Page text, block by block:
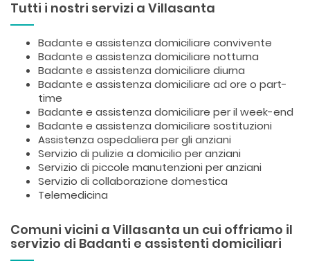
Tutti i nostri servizi a Villasanta
Badante e assistenza domiciliare convivente
Badante e assistenza domiciliare notturna
Badante e assistenza domiciliare diurna
Badante e assistenza domiciliare ad ore o part-
time
Badante e assistenza domiciliare per il week-end
Badante e assistenza domiciliare sostituzioni
Assistenza ospedaliera per gli anziani
Servizio di pulizie a domicilio per anziani
Servizio di piccole manutenzioni per anziani
Servizio di collaborazione domestica
Telemedicina
Comuni vicini a Villasanta un cui offriamo il
servizio di Badanti e assistenti domiciliari